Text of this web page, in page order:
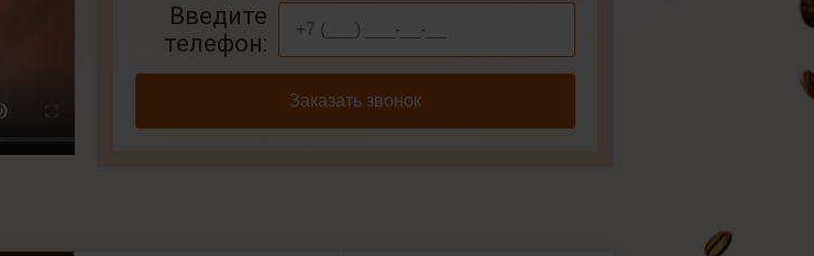
Введите
телефон:
Заказать звонок